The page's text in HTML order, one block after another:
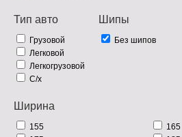
Тип авто
Грузовой
Легковой
Легкогрузовой
С/х
Шипы
Без шипов
Ширина
155
165